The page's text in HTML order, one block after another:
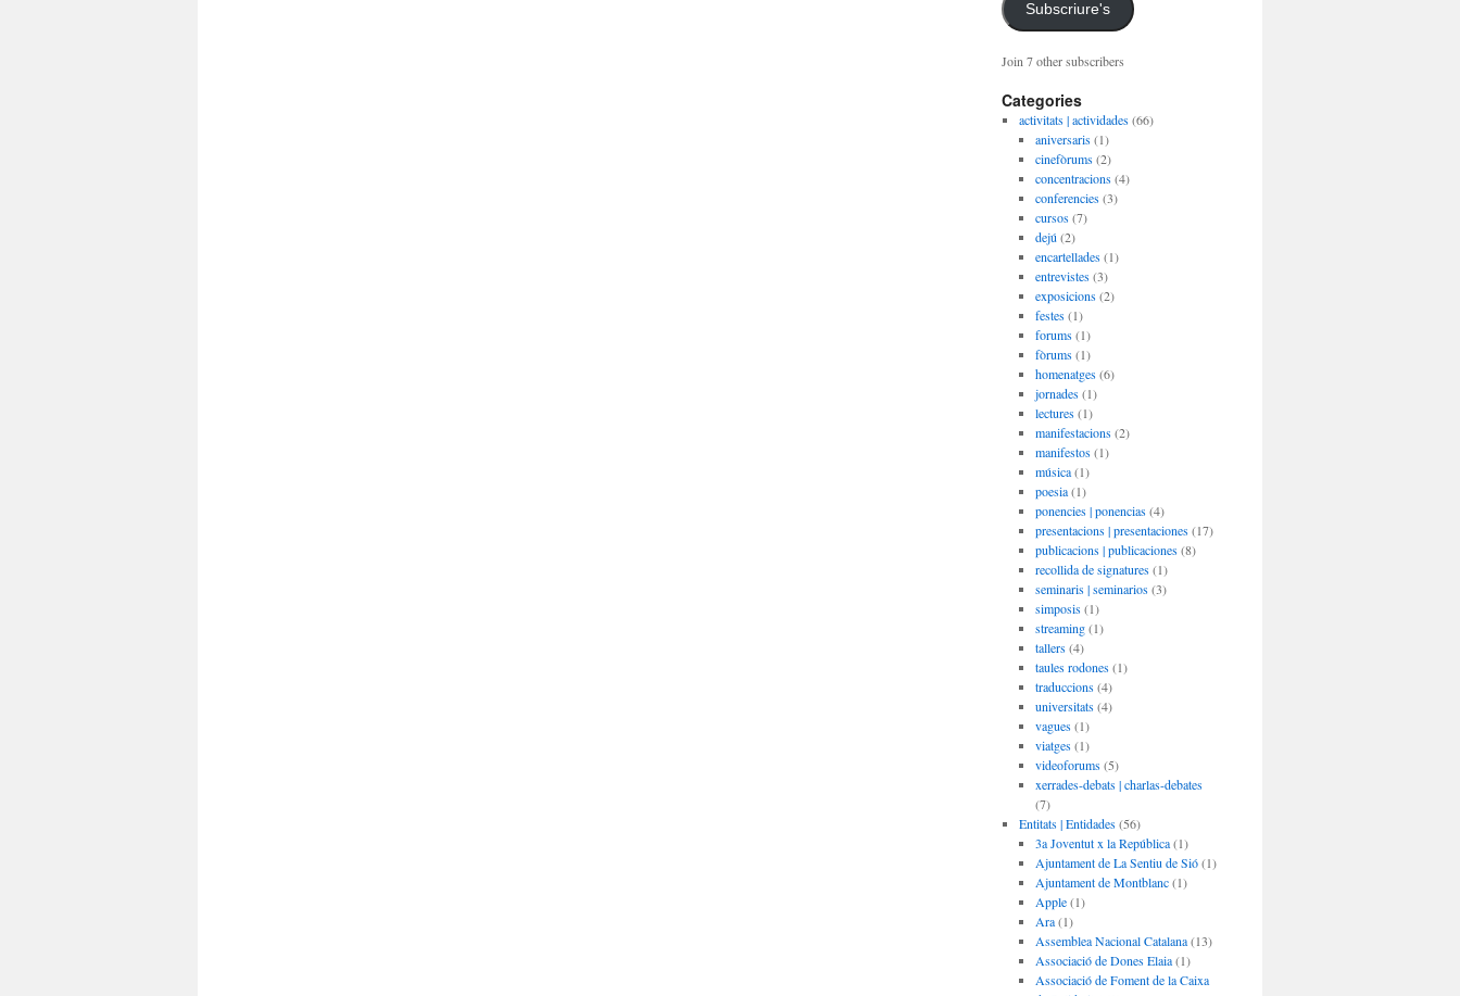
Subscriure's
Join 7 other subscribers
Categories
activitats | actividades(66)
aniversaris(1)
cinefòrums(2)
concentracions(4)
conferencies(3)
cursos(7)
dejú (2)
encartellades(1)
entrevistes(3)
exposicions(2)
festes(1)
forums(1)
fòrums(1)
homenatges(6)
jornades(1)
lectures(1)
manifestacions(2)
manifestos(1)
música(1)
poesia(1)
ponencies | ponencias(4)
presentacions | presentaciones(17)
publicacions | publicaciones(8)
recollida de signatures(1)
seminaris | seminarios(3)
simposis(1)
streaming(1)
tallers(4)
taules rodones(1)
traduccions(4)
universitats(4)
vagues(1)
viatges(1)
videoforums(5)
xerrades-debats | charlas-debates
(7)
Entitats | Entidades(56)
3a Joventut x la República(1)
Ajuntament de La Sentiu de Sió(1)
Ajuntament de Montblanc(1)
Apple(1)
Ara(1)
Assemblea Nacional Catalana(13)
Associació de Dones Elaia(1)
Associació de Foment de la Caixa